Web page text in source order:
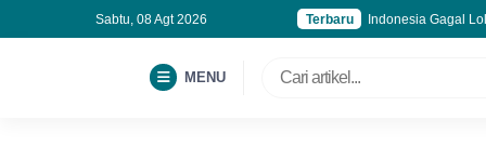
Sabtu, 08 Agt 2026 Terbaru
Indonesia Gagal
MENU